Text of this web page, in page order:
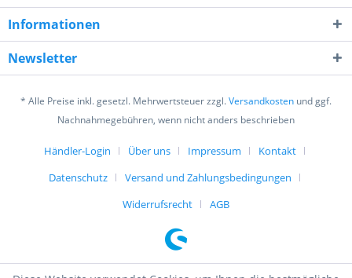
6 * 1 = ?
Ich habe dieDatenschutzerklärunggelesen,
verstanden und stimme zu. *
Informationen
Newsletter
* Alle Preise inkl. gesetzl. Mehrwertsteuer zzgl.Versandkosten und ggf.
Nachnahmegebühren, wenn nicht anders beschrieben
Händler-Login Über uns Impressum
Kontakt
Datenschutz
Versand und Zahlungsbedingungen
Widerrufsrecht
AGB